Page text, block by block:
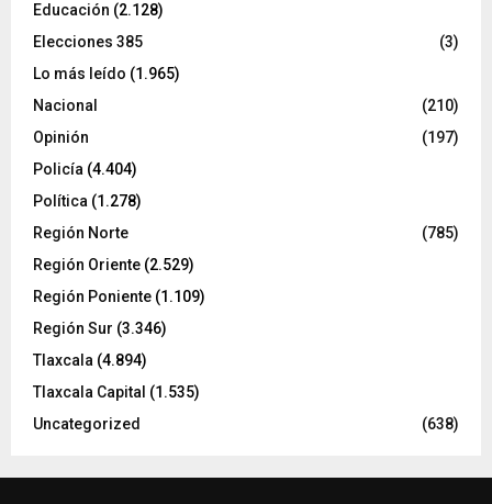
Educación (2.128)
Elecciones 385
(3)
Lo más leído (1.965)
Nacional
(210)
Opinión
(197)
Policía (4.404)
Política (1.278)
Región Norte
(785)
Región Oriente (2.529)
Región Poniente (1.109)
Región Sur (3.346)
Tlaxcala (4.894)
Tlaxcala Capital (1.535)
Uncategorized
(638)